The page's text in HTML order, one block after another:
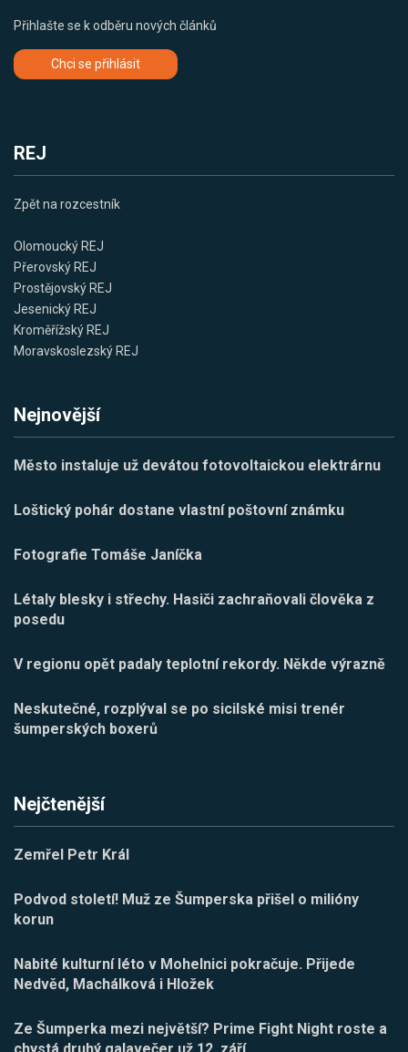
Přihlašte se k odběru nových článků
Chci se přihlásit
REJ
Zpět na rozcestník
Olomoucký REJ
Přerovský REJ
Prostějovský REJ
Jesenický REJ
Kroměřížský REJ
Moravskoslezský REJ
Nejnovější
Město instaluje už devátou fotovoltaickou elektrárnu
Loštický pohár dostane vlastní poštovní známku
Fotografie Tomáše Janíčka
Létaly blesky i střechy. Hasiči zachraňovali člověka z
posedu
V regionu opět padaly teplotní rekordy. Někde výrazně
Neskutečné, rozplýval se po sicilské misi trenér
šumperských boxerů
Nejčtenější
Zemřel Petr Král
Podvod století! Muž ze Šumperska přišel o milióny
korun
Nabité kulturní léto v Mohelnici pokračuje. Přijede
Nedvěd, Machálková i Hložek
Ze Šumperka mezi největší? Prime Fight Night roste a